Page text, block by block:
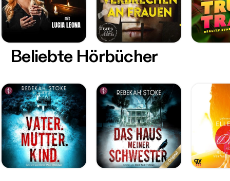
Beliebte Hörbücher